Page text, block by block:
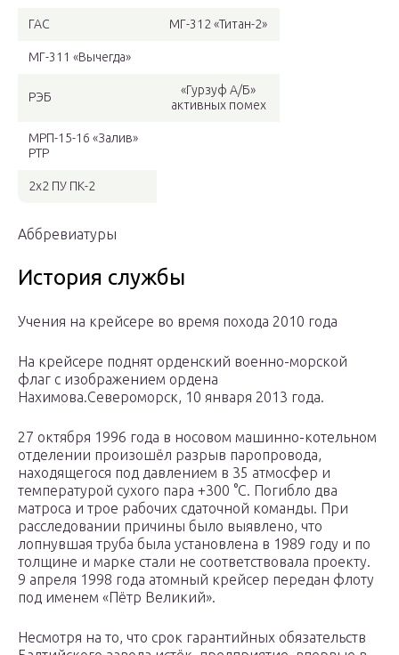
ГАС МГ-312 «Титан-2»
МГ-311 «Вычегда»
РЭБ
«Гурзуф А/Б»
активных помех
МРП-15-16 «Залив»
РТР
2х2 ПУ ПК-2
Аббревиатуры
История службы
Учения на крейсере во время похода 2010 года
На крейсере поднят орденский военно-морской
флаг с изображением ордена
Нахимова.Североморск, 10 января 2013 года.
27 октября 1996 года в носовом машинно-котельном
отделении произошёл разрыв паропровода,
находящегося под давлением в 35 атмосфер и
температурой сухого пара +300 °C. Погибло два
матроса и трое рабочих сдаточной команды. При
расследовании причины было выявлено, что
лопнувшая труба была установлена в 1989 году и по
толщине и марке стали не соответствовала проекту.
9 апреля 1998 года атомный крейсер передан флоту
под именем «Пётр Великий».
Несмотря на то, что срок гарантийных обязательств